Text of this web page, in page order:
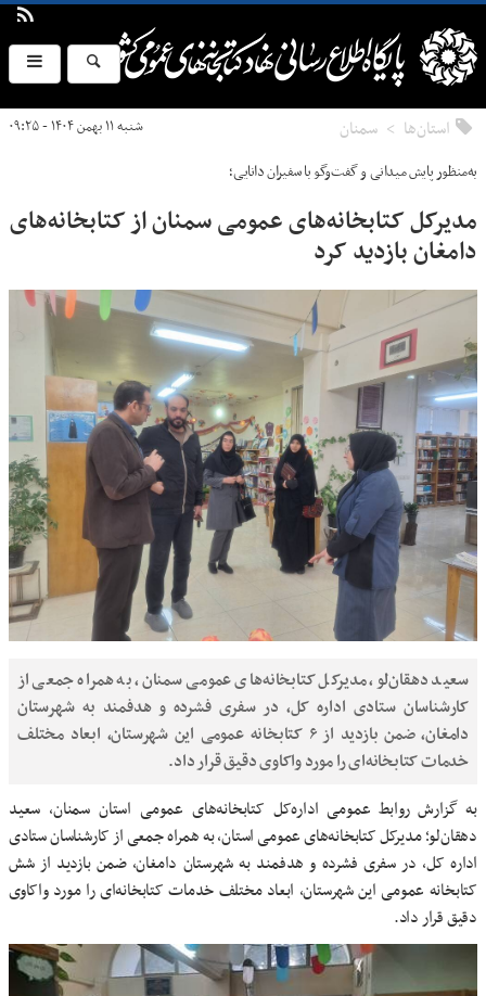
استان‌ها سمنان شنبه ۱۱ بهمن ۱۴۰۴ - ۰۹:۲۵
به‌منظور پایش میدانی و گفت‌وگو با سفیران دانایی؛
مدیرکل کتابخانه‌های عمومی سمنان از کتابخانه‌های
دامغان بازدید کرد
سعید دهقان‌لو، مدیرکل کتابخانه‌های عمومی سمنان، به همراه جمعی از
کارشناسان ستادی اداره کل، در سفری فشرده و هدفمند به شهرستان
دامغان، ضمن بازدید از ۶ کتابخانه عمومی این شهرستان، ابعاد مختلف
خدمات کتابخانه‌ای را مورد واکاوی دقیق قرار داد.
به گزارش روابط عمومی اداره‌کل کتابخانه‌های عمومی استان سمنان، سعید
دهقان‌لو؛ مدیرکل کتابخانه‌های عمومی استان، به همراه جمعی از کارشناسان ستادی
اداره کل، در سفری فشرده و هدفمند به شهرستان دامغان، ضمن بازدید از شش
کتابخانه عمومی این شهرستان، ابعاد مختلف خدمات کتابخانه‌ای را مورد واکاوی
دقیق قرار داد.